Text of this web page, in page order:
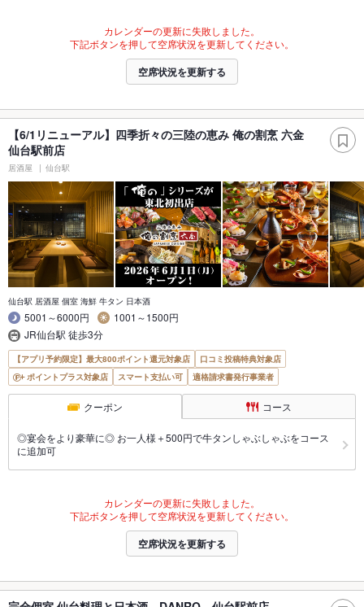
カレンダーの更新に失敗しました。
下記ボタンを押して空席状況を更新してください。
空席状況を更新する
【6/1リニューアル】四季折々の三陸の恵み 俺の割烹 六金
仙台駅前店
居酒屋 仙台駅
仙台駅 居酒屋 個室 海鮮 牛タン 日本酒
5001～6000円
1001～1500円
JR仙台駅 徒歩3分
【アプリ予約限定】最大800ポイント還元対象店
口コミ投稿特典対象店
ポイントプラス対象店
スマート支払い可 適格請求書発行事業者
クーポン コース
◎宴会をより豪華に◎ お一人様＋500円で牛タンしゃぶしゃぶをコース
に追加可
カレンダーの更新に失敗しました。
下記ボタンを押して空席状況を更新してください。
空席状況を更新する